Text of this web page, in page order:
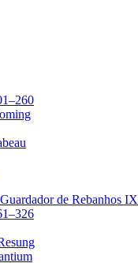
de Rebanhos IX